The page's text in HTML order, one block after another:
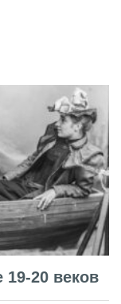
20 веков